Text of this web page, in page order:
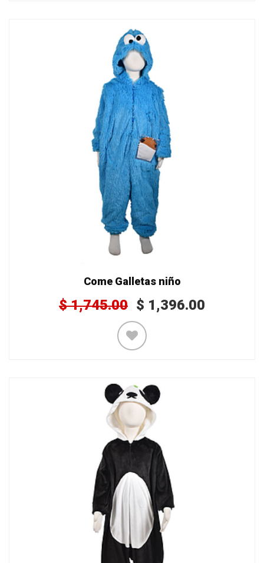
Come Galletas niño
$1,745.00 $ 1,396.00